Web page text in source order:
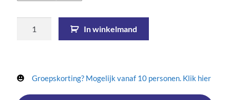
In winkelmand
Groepskorting? Mogelijk vanaf 10 personen. Klik hier